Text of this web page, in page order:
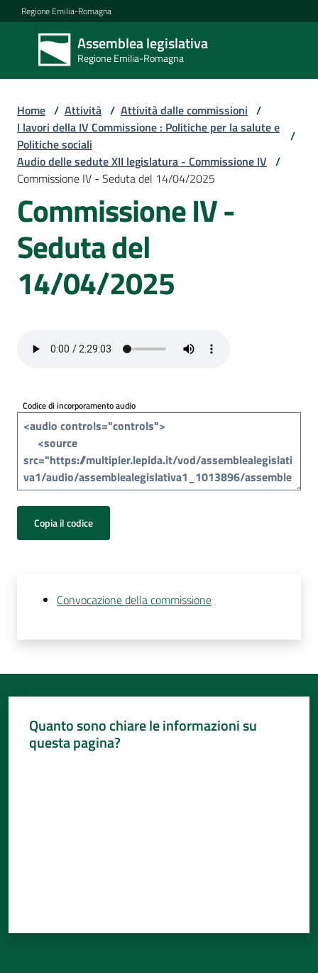
Vai al contenuto
Vai alla navigazione
Vai al footer
Regione Emilia-Romagna
Assemblea legislativa
Regione Emilia-Romagna
Assemblea
legislativa
Regione Emilia-
Assemblea
Attività
media
i
cittadini
Home / Attività / Attività dalle commissioni /
I lavori della IV Commissione : Politiche per la salute e
Politiche sociali
/
Audio delle sedute XII legislatura - Commissione IV /
Commissione IV - Seduta del 14/04/2025
Commissione IV -
Seduta del
14/04/2025
Codice di incorporamento audio
Copia il codice
Convocazione della commissione
Quanto sono chiare le informazioni su
questa pagina?